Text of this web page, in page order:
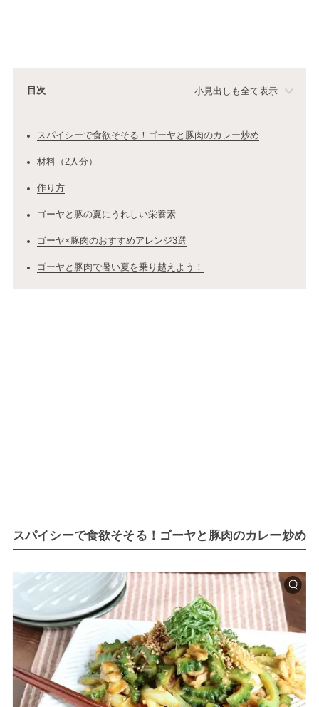
目次 小見出しも全て表示
スパイシーで食欲そそる！ゴーヤと豚肉のカレー炒め
材料（2人分）
作り方
ゴーヤと豚の夏にうれしい栄養素
ゴーヤ×豚肉のおすすめアレンジ3選
ゴーヤと豚肉で暑い夏を乗り越えよう！
スパイシーで食欲そそる！ゴーヤと豚肉のカレー炒め